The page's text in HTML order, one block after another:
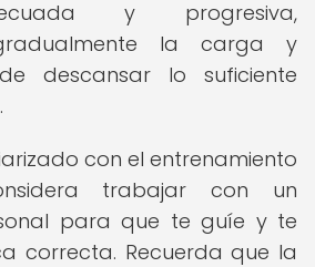
y progresiva,
la carga y
descansar lo suficiente
con el entrenamiento
trabajar con un
para que te guíe y te
correcta. Recuerda que la